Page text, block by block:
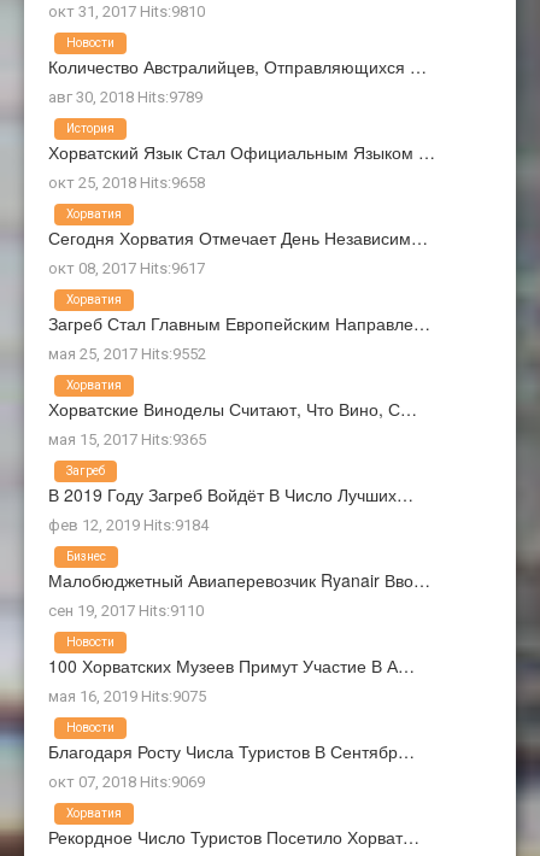
окт 31, 2017 Hits:9810
Количество Австралийцев, Отправляющихся …
авг 30, 2018 Hits:9789
Новости
Хорватский Язык Стал Официальным Языком …
окт 25, 2018 Hits:9658
История
Сегодня Хорватия Отмечает День Независим…
окт 08, 2017 Hits:9617
Хорватия
Загреб Стал Главным Европейским Направле…
мая 25, 2017 Hits:9552
Хорватия
Хорватские Виноделы Считают, Что Вино, С…
мая 15, 2017 Hits:9365
Хорватия
В 2019 Году Загреб Войдёт В Число Лучших…
фев 12, 2019 Hits:9184
Загреб
Малобюджетный Авиаперевозчик Ryanair Вво…
сен 19, 2017 Hits:9110
Бизнес
100 Хорватских Музеев Примут Участие В А…
мая 16, 2019 Hits:9075
Новости
Благодаря Росту Числа Туристов В Сентябр…
окт 07, 2018 Hits:9069
Новости
Рекордное Число Туристов Посетило Хорват…
Хорватия